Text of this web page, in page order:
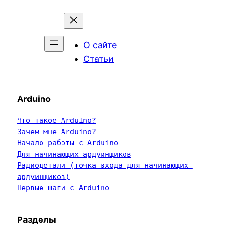
О сайте
Статьи
Arduino
Что такое Arduino?
Зачем мне Arduino?
Начало работы с Arduino
Для начинающих ардуинщиков
Радиодетали (точка входа для начинающих
ардуинщиков)
Первые шаги с Arduino
Разделы